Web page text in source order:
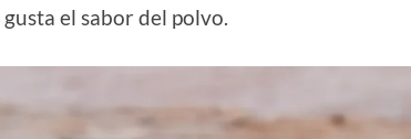
gusta el sabor del polvo.